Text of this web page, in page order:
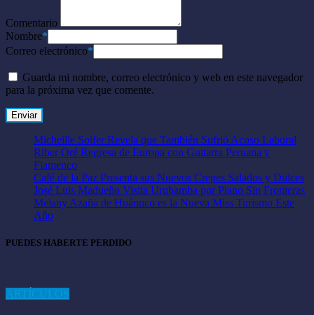
Comentario
Nombre*
Correo electrónico*
Guarda mi nombre, correo electrónico y web en este navegador
para la próxima vez que comente.
Micheille Soifer Revela que También Sufrió Acoso Laboral
Riber Oré Regresa de Europa con Guitarra Peruana y
Flamenco
Café de la Paz Presenta sus Nuevos Crepes Salados y Dulces
José Luis Madueño Visita Urubamba por Piano Sin Fronteras
Melany Azaña de Huánuco es la Nueva Miss Turismo Este
Año
PUEDES HABERTE PERDIDO